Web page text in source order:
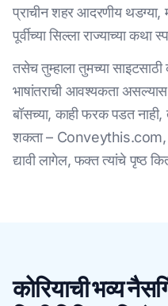
प्राचीन शहर आदरणीय
पूर्वीच्या सिल्ला राज्याच्या कथा
तसेच तुम्हाला तुमच्या साइटसाठी
भाषांतराची आवश्यकता असल्यास,
बॉसच्या, काही फरक पडत नाही,
शकता – Conveythis.com,
द्यावी लागेल, फक्त त्यांचे पृष्ठ
कोरियाची भव्य